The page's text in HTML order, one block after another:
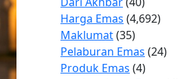
Harga Emas (4,692)
Maklumat(35)
Pelaburan Emas (24)
Produk Emas (4)